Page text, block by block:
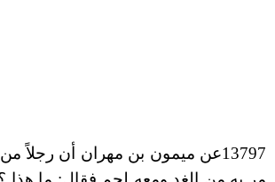
13797عن ميمون بن مهران أن رجلاً من